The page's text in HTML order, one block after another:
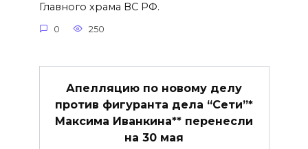
Главного храма ВС РФ.
0 250
Апелляцию по новому делу
против фигуранта дела “Сети”*
Максима Иванкина** перенесли
на 30 мая